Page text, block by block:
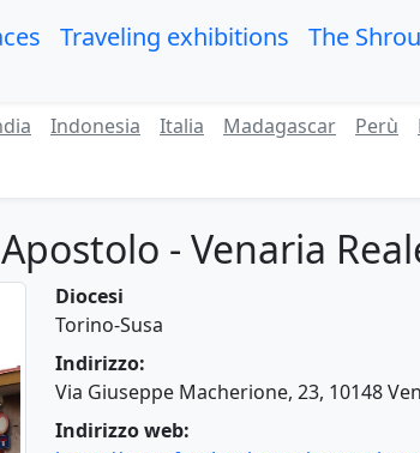
Traveling exhibitions The
Indonesia Italia Madagascar Perù
- Venaria
Diocesi
Torino-Susa
Indirizzo:
Via Giuseppe Macherione, 23, 10148
Indirizzo web: